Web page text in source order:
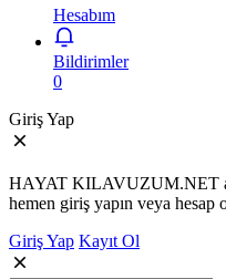
Hesabım
Bildirimler
0
Giriş Yap
HAYAT KILAVUZUM.NET
hemen giriş yapın veya
Giriş Yap Kayıt Ol